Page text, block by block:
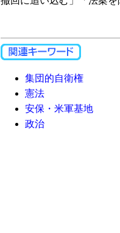
集団的自衛権
憲法
安保・米軍基地
政治